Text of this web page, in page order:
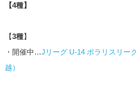
【4種】
【3種】
・開催中…Jリーグ U-14 ポラリスリー
越）